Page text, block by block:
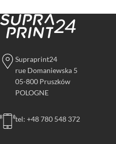
Supraprint24
rue Domaniewska 5
05-800 Pruszków
POLOGNE
tel: +48 780 548 372